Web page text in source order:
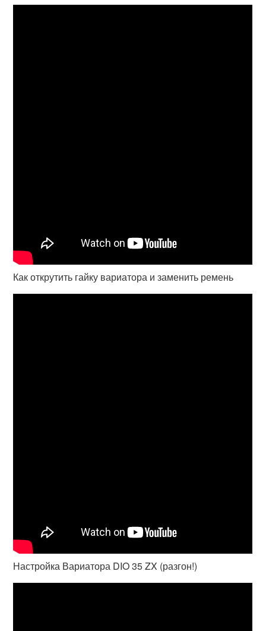
Как открутить гайку вариатора и заменить ремень
Настройка Вариатора DIO 35 ZX (разгон!)